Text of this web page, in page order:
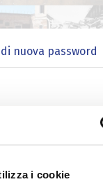
i cookie
nuova password